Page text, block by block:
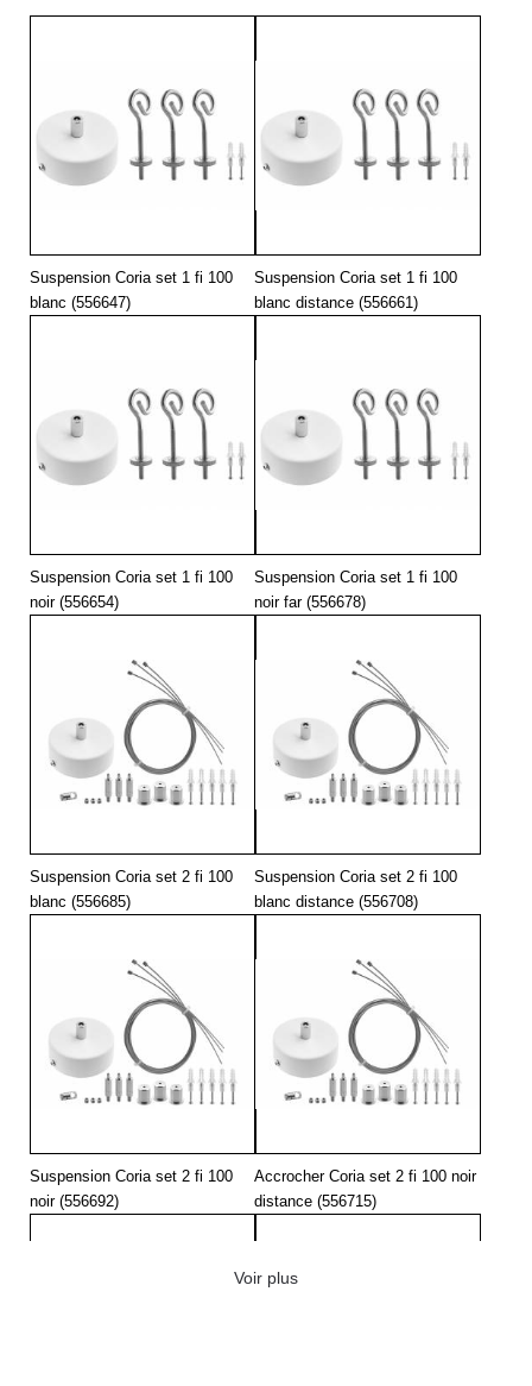
Suspension Coria set 1 fi 100
blanc (556647)
Suspension Coria set 1 fi 100
blanc distance (556661)
Suspension Coria set 1 fi 100
noir (556654)
Suspension Coria set 1 fi 100
noir far (556678)
Suspension Coria set 2 fi 100
blanc (556685)
Suspension Coria set 2 fi 100
blanc distance (556708)
Suspension Coria set 2 fi 100
noir (556692)
Accrocher Coria set 2 fi 100 noir
distance (556715)
Voir plus